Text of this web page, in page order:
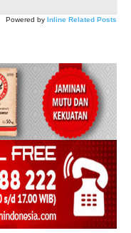
Powered by Inline Related Posts